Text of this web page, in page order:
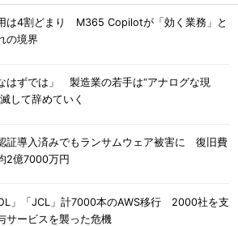
は4割どまり M365 Copilotが「効く業務」と
の境界
はずでは」 製造業の若手は“アナログな現
して辞めていく
証導入済みでもランサムウェア被害に 復旧費
2億7000万円
」「JCL」計7000本のAWS移行 2000社を支
サービスを襲った危機